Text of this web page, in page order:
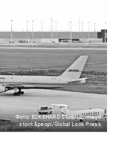
Фото: ECKEHARD SCHULZ/imago
stock&peopl/Global Look Press